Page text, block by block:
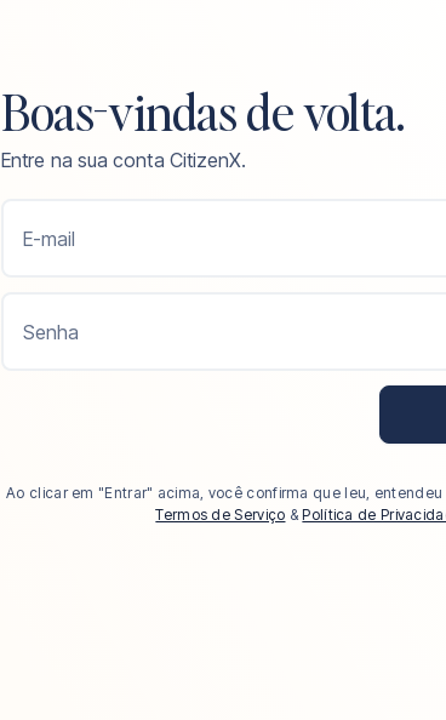
Boas-vindas de volta.
Entre na sua conta CitizenX.
E-mail
Senha
Ao clicar em "Entrar" acima, você confirma que leu,
Termos de Serviço & Política de